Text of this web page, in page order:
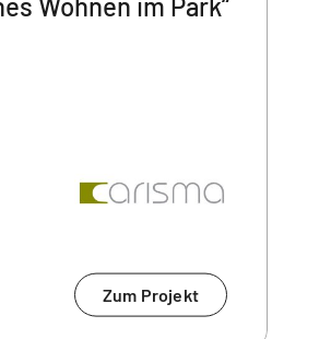
Zum Projekt